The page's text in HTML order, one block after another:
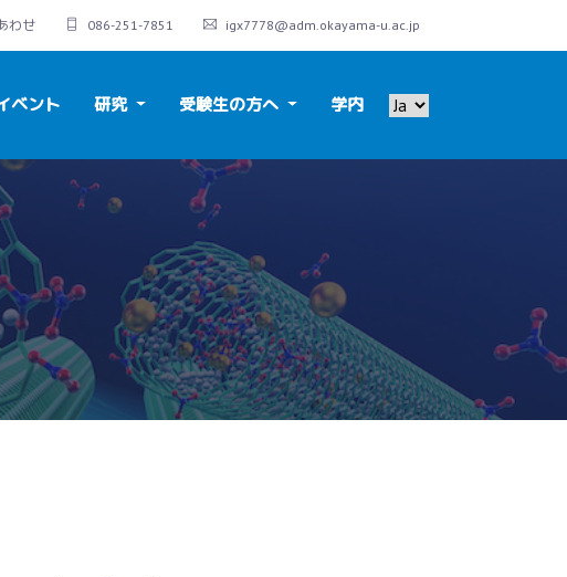
わせ 086-251-7851 igx7778@adm.okayama-u.ac.jp
ベント 研究 受験生の方へ 学内